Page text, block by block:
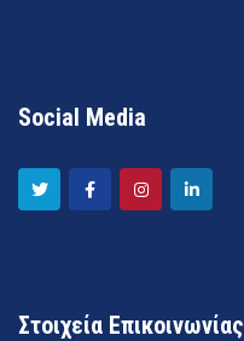
Social Media
Στοιχεία Επικοινωνίας